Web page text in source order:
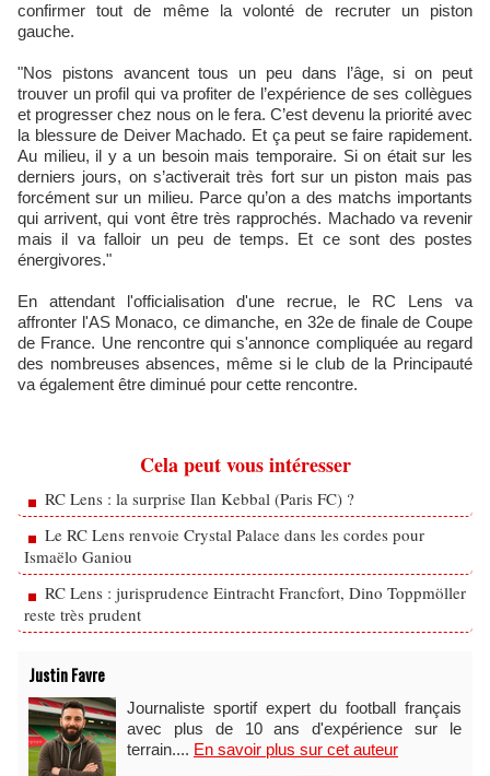
confirmer tout de même la volonté de recruter un piston
gauche.
"Nos pistons avancent tous un peu dans l’âge, si on peut
trouver un profil qui va profiter de l’expérience de ses collègues
et progresser chez nous on le fera. C’est devenu la priorité avec
la blessure de Deiver Machado. Et ça peut se faire rapidement.
Au milieu, il y a un besoin mais temporaire. Si on était sur les
derniers jours, on s’activerait très fort sur un piston mais pas
forcément sur un milieu. Parce qu’on a des matchs importants
qui arrivent, qui vont être très rapprochés. Machado va revenir
mais il va falloir un peu de temps. Et ce sont des postes
énergivores."
En attendant l'officialisation d'une recrue, le RC Lens va
affronter l'AS Monaco, ce dimanche, en 32e de finale de Coupe
de France. Une rencontre qui s'annonce compliquée au regard
des nombreuses absences, même si le club de la Principauté
va également être diminué pour cette rencontre.
Cela peut vous intéresser
RC Lens : la surprise Ilan Kebbal (Paris FC) ?
Le RC Lens renvoie Crystal Palace dans les cordes pour
Ismaëlo Ganiou
RC Lens : jurisprudence Eintracht Francfort, Dino Toppmöller
reste très prudent
Justin Favre
Journaliste sportif expert du football français
avec plus de 10 ans d'expérience sur le
terrain.... En savoir plus sur cet auteur